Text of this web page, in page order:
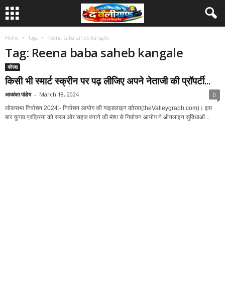
Home Tags Reena baba saheb kangale
Tag: Reena baba saheb kangale
कोरबा
किसी भी स्मार्ट स्क्रीन पर पढ़ लीजिए अपने नेताजी की प्रॉपर्टी...
आकांक्षा पांडेय - March 18, 2024 0
लोकसभा निर्वाचन 2024:- निर्वाचन आयोग की गाइडलाइन कोरबा(theValleygraph.com)। इस
बार चुनाव प्रक्रिया को सरल और सहज बनाने की मंशा से निर्वाचन आयोग ने ऑनलाइन सुविधाओं...